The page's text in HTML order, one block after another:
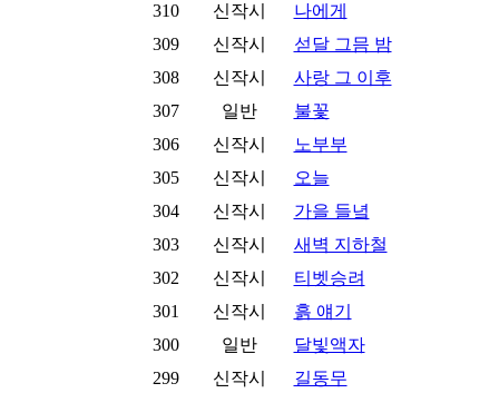
310
신작시
나에게
309
신작시
섣달 그믐 밤
308
신작시
사랑 그 이후
307
일반
불꽃
306
신작시
노부부
305
신작시
오늘
304
신작시
가을 들녘
303
신작시
새벽 지하철
302
신작시
티벳승려
301
신작시
흙 얘기
300
일반
달빛액자
299
신작시
길동무